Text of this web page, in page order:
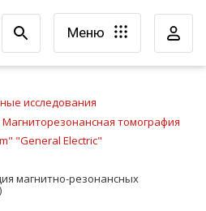
Меню
исследования
Магниторезонансная томография
"General Electric"
магнитно-резонансных